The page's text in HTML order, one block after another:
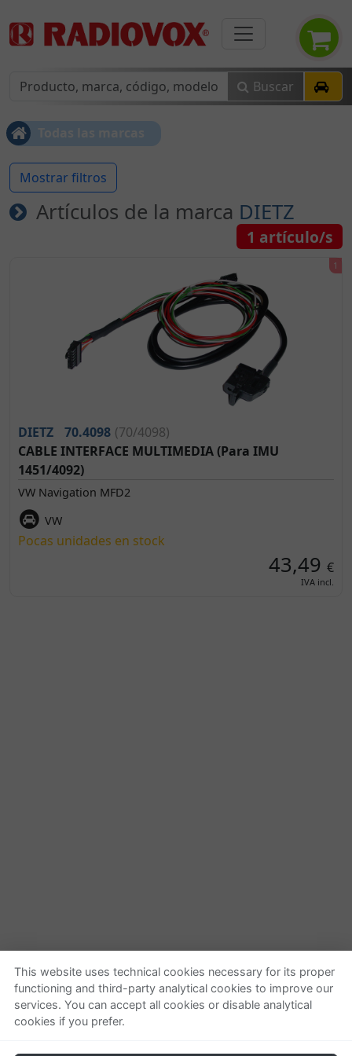
Buscar
Mostrar filtros
Artículos de la marca DIETZ
1 artículo/s
DIETZ 70.4098 (70/4098)
CABLE INTERFACE MULTIMEDIA (Para IMU
1451/4092)
VW Navigation MFD2
VW
Pocas unidades en stock
43,49 €
IVA incl.
Quienes somos
Empresa
Ayuda
This website uses technical cookies necessary for its proper
functioning and third-party analytical cookies to improve our
services. You can accept all cookies or disable analytical
cookies if you prefer.